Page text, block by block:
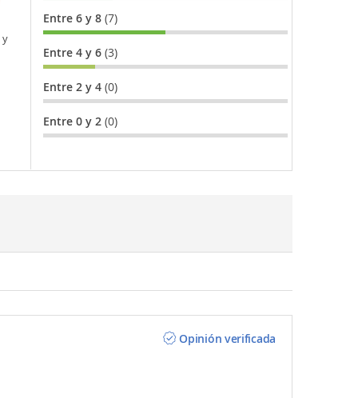
y
Entre 6 y 8 (7)
Entre 4 y 6 (3)
Entre 2 y 4 (0)
Entre 0 y 2 (0)
Opinión verificada